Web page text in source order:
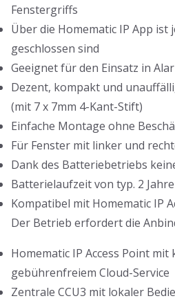
Fenstergriffs
Über die Homematic IP App
geschlossen sind
Geeignet für den Einsatz in
Dezent, kompakt und
(mit 7 x 7mm 4-Kant-Stift)
Einfache Montage ohne
Für Fenster mit linker und
Dank des Batteriebetriebs
Batterielaufzeit von typ. 2
Kompatibel mit Homematic IP
Der Betrieb erfordert die
Homematic IP Access Point
gebührenfreiem Cloud-Service
Zentrale CCU3 mit lokaler